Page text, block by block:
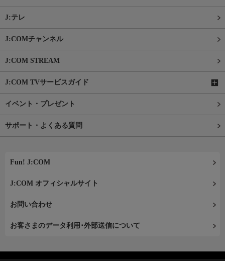
J:テレ
J:COMチャンネル
J:COM STREAM
J:COM TVサービスガイド
イベント・プレゼント
サポート・よくある質問
Fun! J:COM
J:COM オフィシャルサイト
お問い合わせ
お客さまのデータ利用･外部送信について